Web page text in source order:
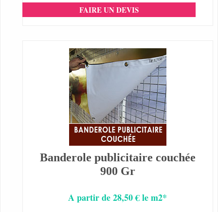
FAIRE UN DEVIS
Banderole publicitaire couchée
900 Gr
A partir de 28,50 € le m2*